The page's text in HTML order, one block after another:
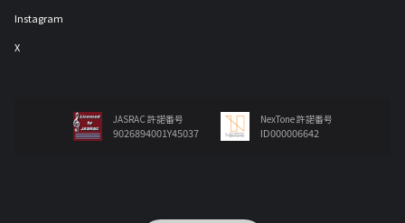
Instagram
X
JASRAC 許諾番号
9026894001Y45037
NexTone 許諾番号
ID000006642